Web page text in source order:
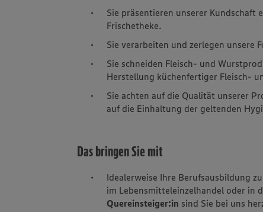
Sie präsentieren unserer Kundschaft
Frischetheke.
Sie verarbeiten und zerlegen unsere
Sie schneiden Fleisch- und
Herstellung küchenfertiger Fleisch-
Sie achten auf die Qualität unserer
auf die Einhaltung der geltenden
Das bringen Sie mit
Idealerweise Ihre Berufsausbildung
im Lebensmitteleinzelhandel oder in
Quereinsteiger:in sind Sie bei uns